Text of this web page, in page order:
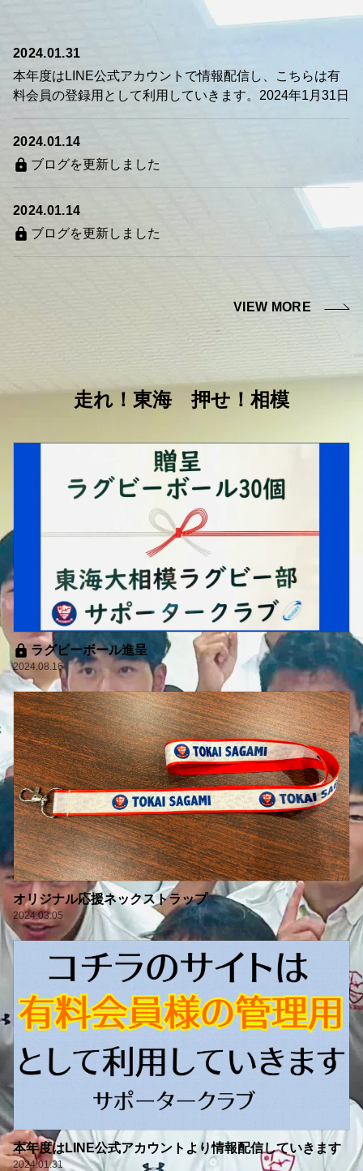
2024.01.31
本年度はLINE公式アカウントで情報配信し、こちらは有
料会員の登録用として利用していきます。2024年1月31日
2024.01.14
ブログを更新しました
2024.01.14
ブログを更新しました
VIEW MORE
走れ！東海 押せ！相模
ラグビーボール進呈
2024.08.16
オリジナル応援ネックストラップ
2024.03.05
本年度はLINE公式アカウントより情報配信していきます
2024.01.31